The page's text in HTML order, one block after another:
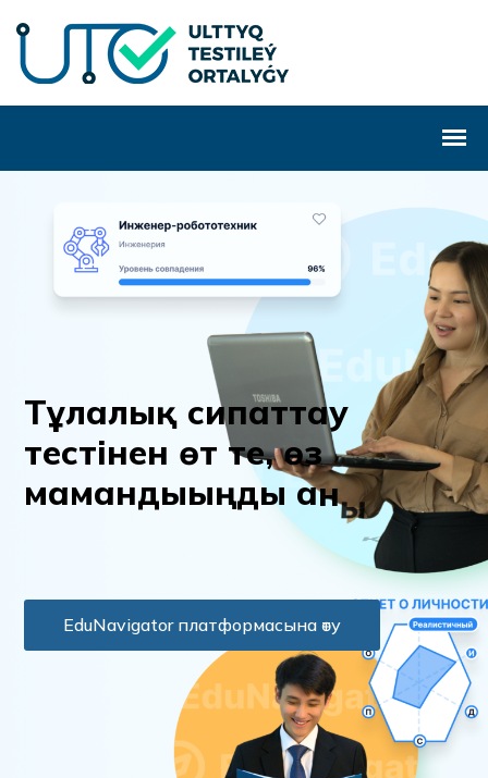
Тұлалық сипаттау
тестінен өт те, өз
мамандыыңды анықта
EduNavigator платформасына өту